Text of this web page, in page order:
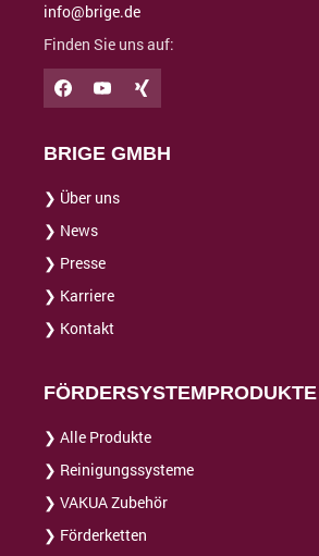
info@brige.de
Finden Sie uns auf:
BRIGE GMBH
❯ Über uns
❯ News
❯ Presse
❯ Karriere
❯ Kontakt
FÖRDERSYSTEMPRODUKTE
❯ Alle Produkte
❯ Reinigungssysteme
❯ VAKUA Zubehör
❯ Förderketten